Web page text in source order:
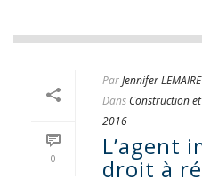
0
ParJennifer LEMAIRE
Dans Construction
2016
L’agent
droit à